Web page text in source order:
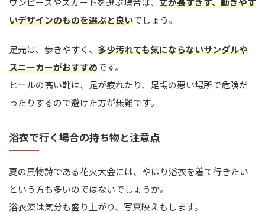
いデザインのものを選ぶと良いでしょう。
足元は、歩きやすく、 多少汚れても気にならないサンダルや
スニーカーがおすすめです。
ヒールの高い靴は、足が疲れたり、足場の悪い場所で危険だ
ったりするので避けた方が無難です。
浴衣で行く場合の持ち物と注意点
夏の風物詩である花火大会には、やはり浴衣を着て行きたい
という方も多いのではないでしょうか。
浴衣姿は気分も盛り上がり、写真映えもします。